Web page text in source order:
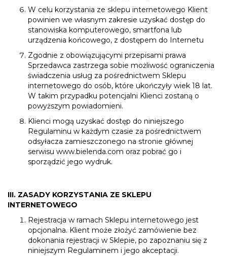
W celu korzystania ze sklepu internetowego Klient
powinien we własnym zakresie uzyskać dostęp do
stanowiska komputerowego, smartfona lub
urządzenia końcowego, z dostępem do Internetu
Zgodnie z obowiązującymi przepisami prawa
Sprzedawca zastrzega sobie możliwość ograniczenia
świadczenia usług za pośrednictwem Sklepu
internetowego do osób, które ukończyły wiek 18 lat.
W takim przypadku potencjalni Klienci zostaną o
powyższym powiadomieni.
Klienci mogą uzyskać dostęp do niniejszego
Regulaminu w każdym czasie za pośrednictwem
odsyłacza zamieszczonego na stronie głównej
serwisu www.bielenda.com oraz pobrać go i
sporządzić jego wydruk.
III. ZASADY KORZYSTANIA ZE SKLEPU
INTERNETOWEGO
Rejestracja w ramach Sklepu internetowego jest
opcjonalna. Klient może złożyć zamówienie bez
dokonania rejestracji w Sklepie, po zapoznaniu się z
niniejszym Regulaminem i jego akceptacji.